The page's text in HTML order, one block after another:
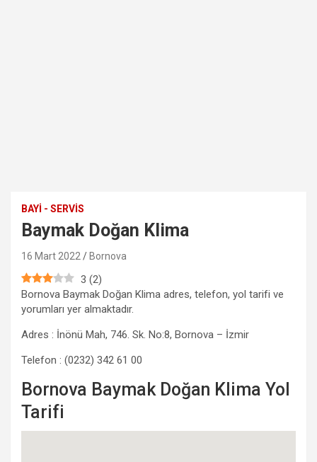
BAYI - SERVIS
Baymak Doğan Klima
16 Mart 2022 Bornova
3 (2)
Bornova Baymak Doğan Klima adres, telefon, yol tarifi ve
yorumları yer almaktadır.
Adres : İnönü Mah, 746. Sk. No:8, Bornova – İzmir
Telefon : (0232) 342 61 00
Bornova Baymak Doğan Klima Yol
Tarifi